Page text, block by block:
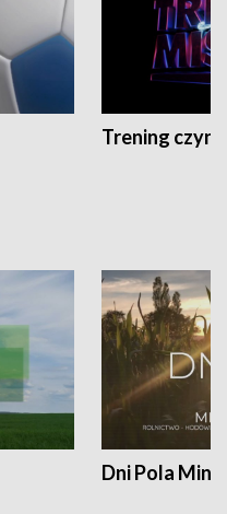
Trening czyni
Dni Pola